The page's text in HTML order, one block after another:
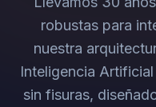
robustas para
nuestra
Inteligencia
sin fisuras,